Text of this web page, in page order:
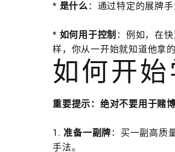
* 是什么：通过特定的展牌
* 如何用于控制 ：例如，在
样，你从一开始就知道他拿
如何开始
重要提示：绝对不要用于赌
1. 准备一副牌：买一副高质
手法。